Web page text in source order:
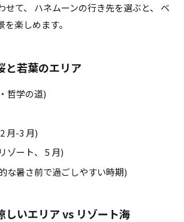
せて、 ハネムーンの行き先を選ぶと、 ベ
楽しめます。
と若葉のエリア
哲学の道)
月-3 月)
ゾート、 5 月)
な暑さ前で過ごしやすい時期)
しいエリア vs リゾート海